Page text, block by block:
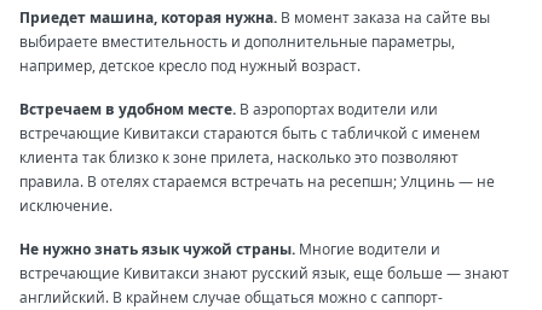
Приедет машина, которая нужна. В момент заказа на сайте вы
выбираете вместительность и дополнительные параметры,
например, детское кресло под нужный возраст.
Встречаем в удобном месте. В аэропортах водители или
встречающие Кивитакси стараются быть с табличкой с именем
клиента так близко к зоне прилета, насколько это позволяют
правила. В отелях стараемся встречать на ресепшн; Улцинь — не
исключение.
Не нужно знать язык чужой страны. Многие водители и
встречающие Кивитакси знают русский язык, еще больше — знают
английский. В крайнем случае общаться можно с саппорт-